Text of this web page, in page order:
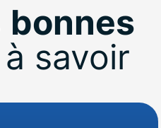
bonnes
à savoir